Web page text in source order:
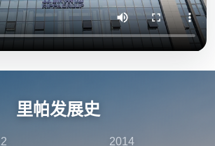
里帕发展史
2014